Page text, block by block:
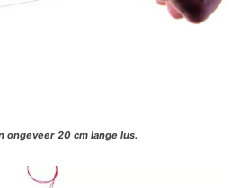
ongeveer 20 cm lange lus.